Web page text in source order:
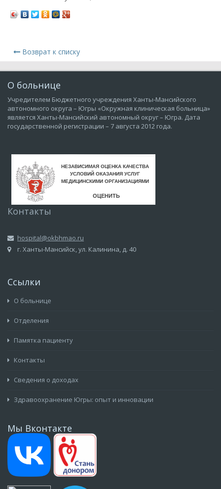
Возврат к списку
О больнице
Учредителем Бюджетного учреждения Ханты-Мансийского
автономного округа – Югры «Окружная клиническая больница»
является Ханты-Мансийский автономный округ – Югра. Дата
государственной регистрации – 7 августа 2012 года.
Контакты
hospital@okbhmao.ru
г. Ханты-Мансийск, ул. Калинина, д. 40
Ссылки
О больнице
Отделения
Памятка пациенту
Контакты
Сведения о доходах
Здравоохранение Югры: опыт и инновации
Мы Вконтакте